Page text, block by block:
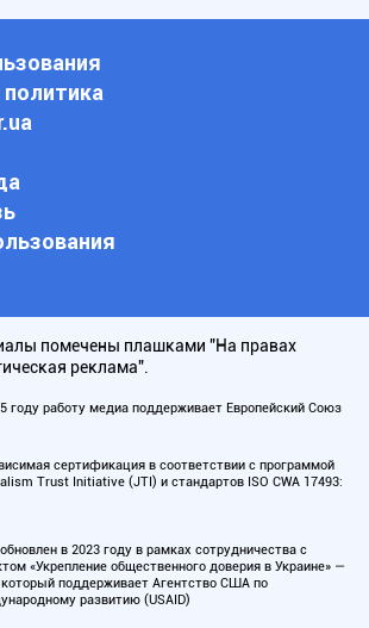
помечены плашками "На правах
реклама".
году работу медиа поддерживает Европейский Союз
сертификация в соответствии с программой
Trust Initiative (JTI) и стандартов ISO CWA 17493:
в 2023 году в рамках сотрудничества с
«Укрепление общественного доверия в Украине» —
который поддерживает Агентство США по
развитию (USAID)